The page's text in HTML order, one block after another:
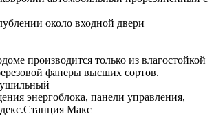
около входной двери
производится только из влагостойкой
фанеры высших сортов.
энергоблока, панели управления,
Макс